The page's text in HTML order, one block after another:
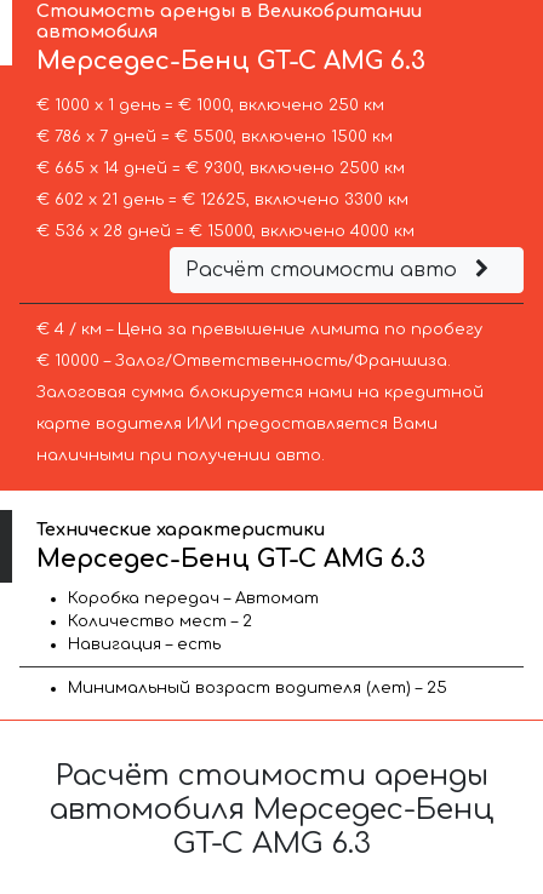
Стоимость аренды в Великобритании
автомобиля
Мерседес-Бенц GT-C AMG 6.3
€ 1000 х 1 день = € 1000, включено 250 км
€ 786 х 7 дней = € 5500, включено 1500 км
€ 665 х 14 дней = € 9300, включено 2500 км
€ 602 х 21 день = € 12625, включено 3300 км
€ 536 х 28 дней = € 15000, включено 4000 км
Расчёт стоимости авто
€ 4 / км – Цена за превышение лимита по пробегу
€ 10000 – Залог/Ответственность/Франшиза.
Залоговая сумма блокируется нами на кредитной
карте водителя ИЛИ предоставляется Вами
наличными при получении авто.
Технические характеристики
Мерседес-Бенц GT-C AMG 6.3
Коробка передач – Автомат
Количество мест – 2
Навигация – есть
Минимальный возраст водителя (лет) – 25
Расчёт стоимости аренды
автомобиля Мерседес-Бенц
GT-C AMG 6.3